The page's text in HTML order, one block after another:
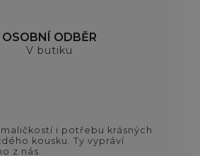
OSOBNÍ ODBĚR
V butiku
i potřebu krásných
kousku. Ty vypráví
z nás.